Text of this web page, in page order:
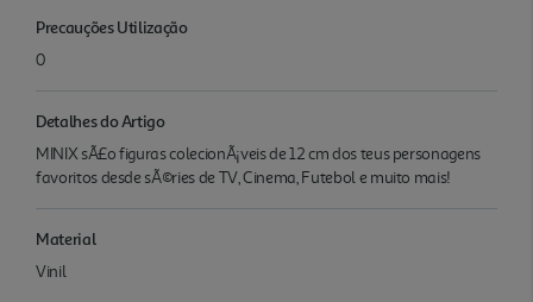
Precauções Utilização
0
Detalhes do Artigo
MINIX sÃ£o figuras colecionÃ¡veis de 12 cm dos teus personagens
favoritos desde sÃ©ries de TV, Cinema, Futebol e muito mais!
Material
Vinil